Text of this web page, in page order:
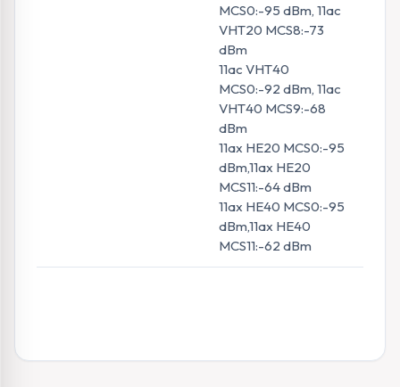
MCS0:-95 dBm, 11ac
VHT20 MCS8:-73
dBm
11ac VHT40
MCS0:-92 dBm, 11ac
VHT40 MCS9:-68
dBm
11ax HE20 MCS0:-95
dBm,11ax HE20
MCS11:-64 dBm
11ax HE40 MCS0:-95
dBm,11ax HE40
MCS11:-62 dBm